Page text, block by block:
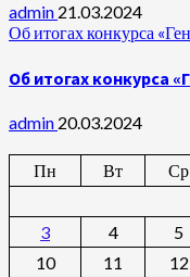
admin 21.03.2024
Об итогах конкурса
Об итогах конкурса
admin 20.03.2024
Пн
Вт Ср
3
4 5
10
11 12